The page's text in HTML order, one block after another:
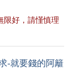
限好，請慬慎理
-就要錢的阿籬